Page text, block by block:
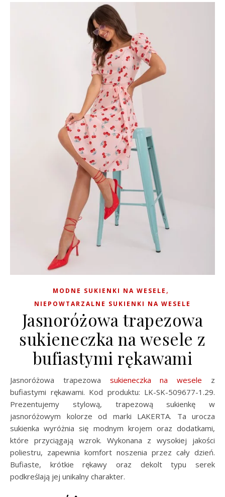
MODNE SUKIENKI NA WESELE ,
NIEPOWTARZALNE SUKIENKI NA WESELE
Jasnoróżowa trapezowa
sukieneczka na wesele z
bufiastymi rękawami
Jasnoróżowa trapezowa sukieneczka na wesele z
bufiastymi rękawami. Kod produktu: LK-SK-509677-1.29.
Prezentujemy stylową, trapezową sukienkę w
jasnoróżowym kolorze od marki LAKERTA. Ta urocza
sukienka wyróżnia się modnym krojem oraz dodatkami,
które przyciągają wzrok. Wykonana z wysokiej jakości
poliestru, zapewnia komfort noszenia przez cały dzień.
Bufiaste, krótkie rękawy oraz dekolt typu serek
podkreślają jej unikalny charakter.